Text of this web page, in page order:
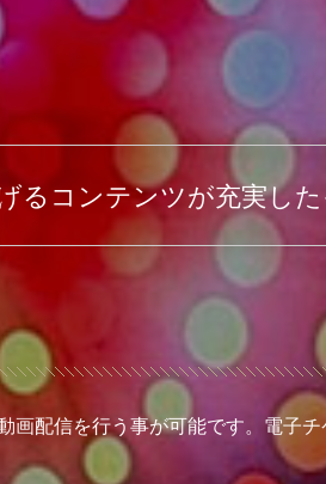
るコンテンツが充実し
配信を行う事が可能です。電子